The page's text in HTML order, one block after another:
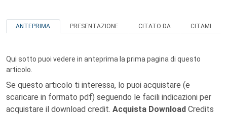
ANTEPRIMA PRESENTAZIONE CITATO DA CITAMI
Qui sotto puoi vedere in anteprima la prima pagina di questo
articolo.
Se questo articolo ti interessa, lo puoi acquistare (e
scaricare in formato pdf) seguendo le facili indicazioni per
acquistare il download credit. Acquista Download Credits